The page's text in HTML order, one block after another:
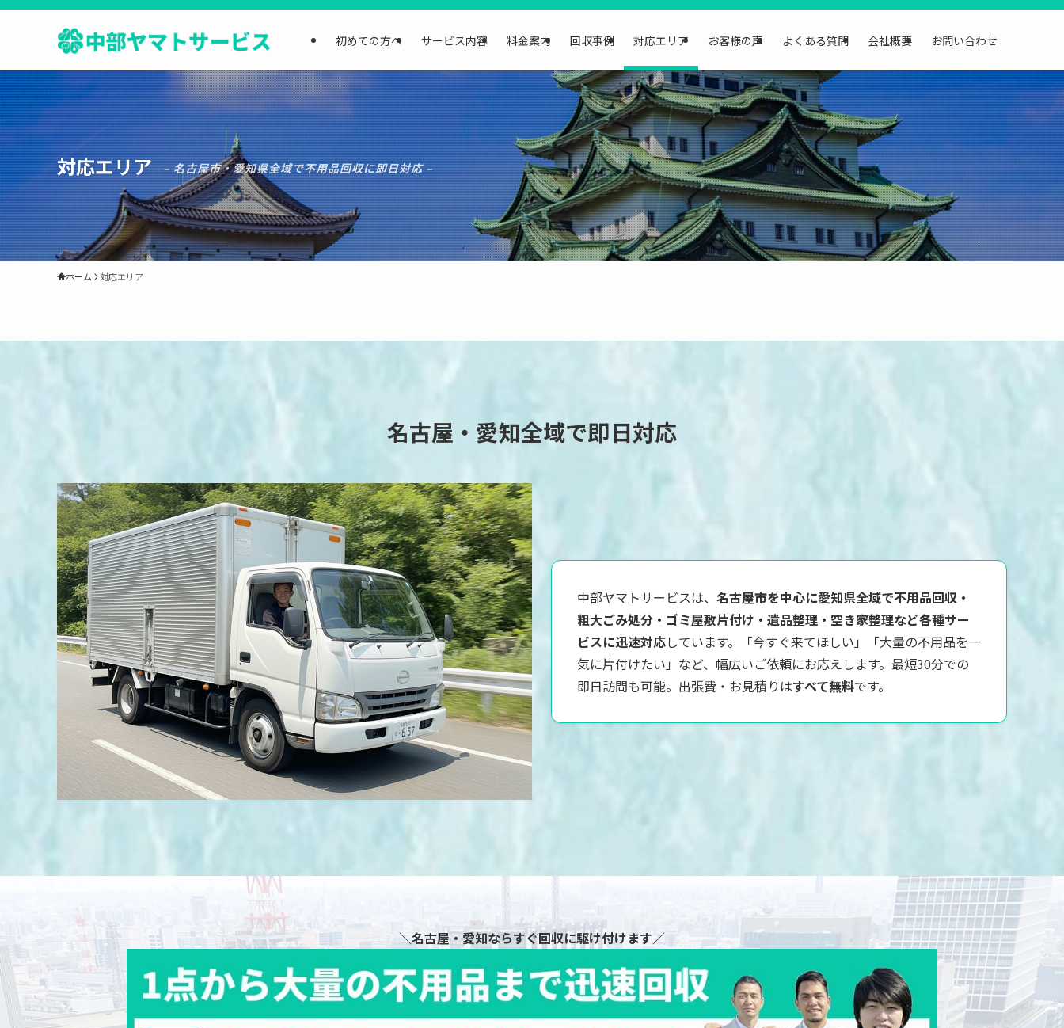
初めての方へ サービス内容 料金案内 回収事例 対応エリア お客様の声 よくある質問 会社概要 お問い合わせ
対応エリア – 名古屋市・愛知県全域で不用品回収に即日対応 –
ホーム 対応エリア
名古屋・愛知全域で即日対応
中部ヤマトサービスは、 名古屋市を中心に愛知県全域で不用品回収・
粗大ごみ処分・ゴミ屋敷片付け・遺品整理・空き家整理など各種サー
ビスに迅速対応しています。「今すぐ来てほしい」「大量の不用品を一
気に片付けたい」など、幅広いご依頼にお応えします。最短30分での
即日訪問も可能。出張費・お見積りはすべて無料です。
＼名古屋・愛知ならすぐ回収に駆け付けます／